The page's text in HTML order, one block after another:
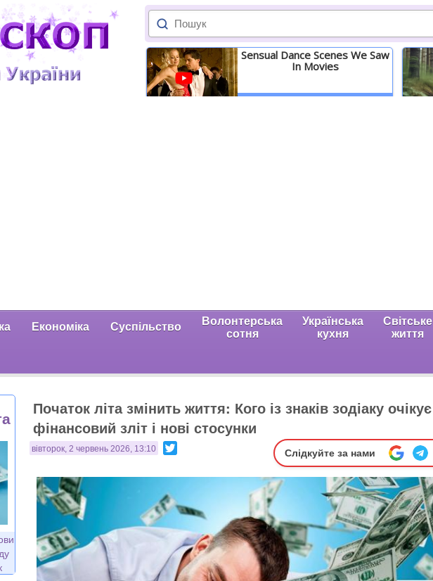
Sensual Dance Scenes We Saw
In Movies
Економіка Суспільство Волонтерська
сотня
Українська
кухня
Світське
життя
Початок літа змінить життя: Кого із знаків зодіаку очікує
фінансовий зліт і нові стосунки
вівторок, 2 червень 2026, 13:10 Слідкуйте за нами